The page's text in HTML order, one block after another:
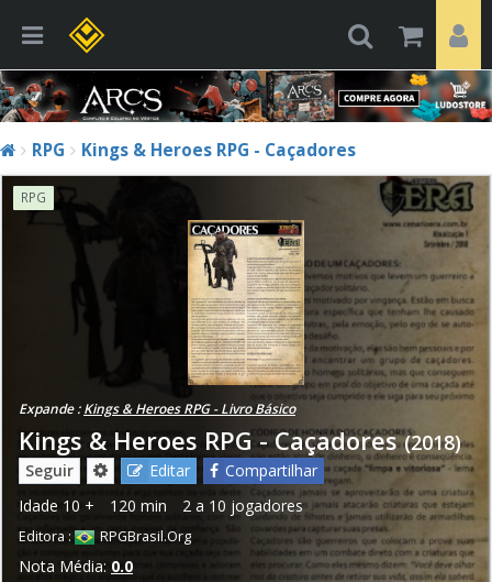
RPG Kings & Heroes RPG - Caçadores
RPG
Expande :Kings & Heroes RPG - Livro Básico
Kings & Heroes RPG - Caçadores (2018)
Seguir Editar
Compartilhar
Idade 10 + 120 min 2 a 10 jogadores
Editora : RPGBrasil.Org
Nota Média: 0.0